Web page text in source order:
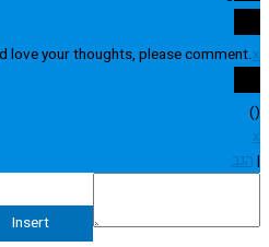
Would love your thoughts, please
Insert